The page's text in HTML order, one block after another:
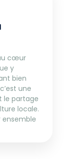
cœur
y
bien
une
le partage
locale.
ensemble